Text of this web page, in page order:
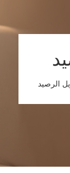
الرصيد